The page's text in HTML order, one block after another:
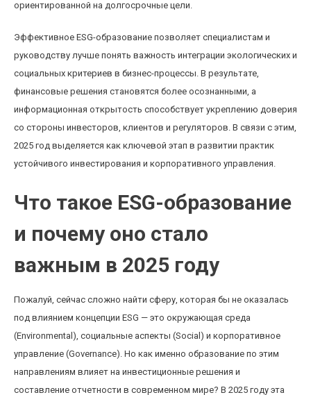
ориентированной на долгосрочные цели.
Эффективное ESG-образование позволяет специалистам и
руководству лучше понять важность интеграции экологических и
социальных критериев в бизнес-процессы. В результате,
финансовые решения становятся более осознанными, а
информационная открытость способствует укреплению доверия
со стороны инвесторов, клиентов и регуляторов. В связи с этим,
2025 год выделяется как ключевой этап в развитии практик
устойчивого инвестирования и корпоративного управления.
Что такое ESG-образование
и почему оно стало
важным в 2025 году
Пожалуй, сейчас сложно найти сферу, которая бы не оказалась
под влиянием концепции ESG — это окружающая среда
(Environmental), социальные аспекты (Social) и корпоративное
управление (Governance). Но как именно образование по этим
направлениям влияет на инвестиционные решения и
составление отчетности в современном мире? В 2025 году эта